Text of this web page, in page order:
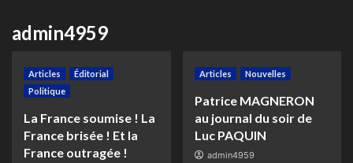
admin4959
Articles
Éditorial
Politique
La France soumise ! La
France brisée ! Et la
France outragée !
Articles Nouvelles
Patrice MAGNERON
au journal du soir de
Luc PAQUIN
admin4959